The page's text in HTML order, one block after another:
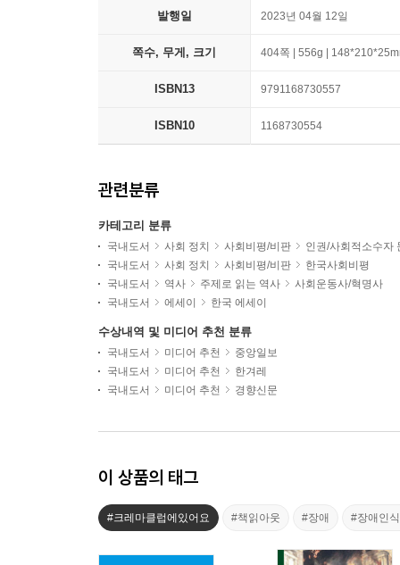
발행일 2023년 04월 12일
쪽수, 무게, 크기 404쪽 | 556g |
ISBN13 9791168730557
ISBN10 1168730554
관련분류
카테고리 분류
국내도서 사회 정치 사회비평/비판
인권/사회적소수자
국내도서
사회 정치 사회비평/비판
한국사회비평
국내도서
역사 주제로 읽는 역사
사회운동사/혁명사
국내도서
에세이 한국 에세이
수상내역 및 미디어 추천 분류
국내도서 미디어 추천
중앙일보
국내도서
미디어 추천
한겨레
국내도서
미디어 추천 경향신문
이 상품의 태그
#크레마클럽에있어요 #책읽아웃 #장애 #장애인